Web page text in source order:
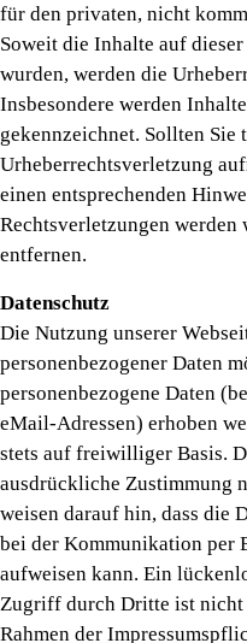
für den privaten, nicht
Soweit die Inhalte auf
wurden, werden die
Insbesondere werden
gekennzeichnet. Sollten Sie
Urheberrechtsverletzung
einen entsprechenden
Rechtsverletzungen
entfernen.
Datenschutz
Die Nutzung unserer
personenbezogener Daten
personenbezogene Daten
eMail-Adressen) erhoben
stets auf freiwilliger Basis.
ausdrückliche Zustimmung
weisen darauf hin, dass die
bei der Kommunikation per
aufweisen kann. Ein
Zugriff durch Dritte ist
Rahmen der